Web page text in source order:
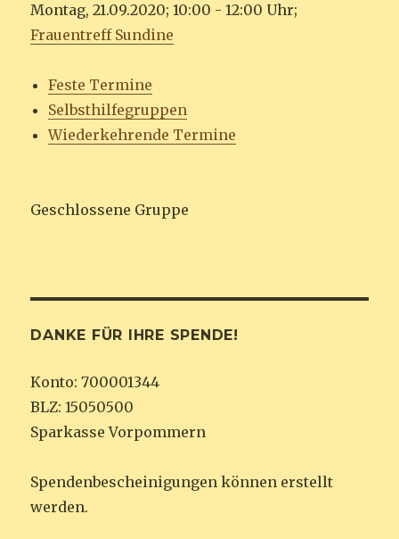
Montag, 21.09.2020; 10:00 - 12:00 Uhr;
Frauentreff Sundine
Feste Termine
Selbsthilfegruppen
Wiederkehrende Termine
Geschlossene Gruppe
DANKE FÜR IHRE SPENDE!
Konto: 700001344
BLZ: 15050500
Sparkasse Vorpommern
Spendenbescheinigungen können erstellt
werden.